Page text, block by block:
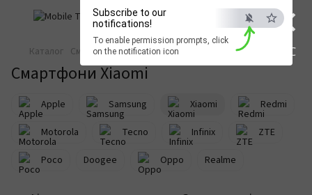
×
ESC
Subscribe to our
notifications!
To enable permission prompts, click
on the notification icon
Каталог Смартфони та телефони Xiaomi
Смартфони Xiaomi
Apple Samsung Xiaomi
Redmi
Motorola
Tecno Infinix
ZTE
Poco
Doogee Oppo Realme